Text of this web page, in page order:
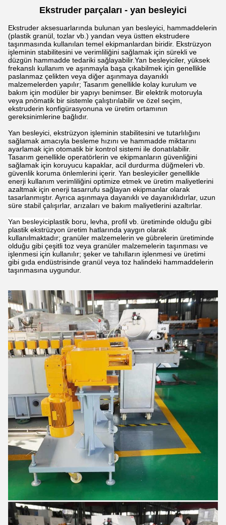
Ekstruder parçaları - yan besleyici
Ekstruder aksesuarlarında bulunan yan besleyici, hammaddelerin
(plastik granül, tozlar vb.) yandan veya üstten ekstrudere
taşınmasında kullanılan temel ekipmanlardan biridir. Ekstrüzyon
işleminin stabilitesini ve verimliliğini sağlamak için sürekli ve
düzgün hammadde tedariki sağlayabilir.Yan besleyiciler, yüksek
frekanslı kullanım ve aşınmayla başa çıkabilmek için genellikle
paslanmaz çelikten veya diğer aşınmaya dayanıklı
malzemelerden yapılır; Tasarım genellikle kolay kurulum ve
bakım için modüler bir yapıyı benimser. Bir elektrik motoruyla
veya pnömatik bir sistemle çalıştırılabilir ve özel seçim,
ekstruderin konfigürasyonuna ve üretim ortamının
gereksinimlerine bağlıdır.
Yan besleyici, ekstrüzyon işleminin stabilitesini ve tutarlılığını
sağlamak amacıyla besleme hızını ve hammadde miktarını
ayarlamak için otomatik bir kontrol sistemi ile donatılabilir.
Tasarım genellikle operatörlerin ve ekipmanların güvenliğini
sağlamak için koruyucu kapaklar, acil durdurma düğmeleri vb.
güvenlik koruma önlemlerini içerir. Yan besleyiciler genellikle
enerji kullanım verimliliğini optimize etmek ve üretim maliyetlerini
azaltmak için enerji tasarrufu sağlayan ekipmanlar olarak
tasarlanmıştır. Ayrıca aşınmaya dayanıklı ve dayanıklıdırlar, uzun
süre stabil çalışırlar, arızaları ve bakım maliyetlerini azaltırlar.
Yan besleyiciplastik boru, levha, profil vb. üretiminde olduğu gibi
plastik ekstrüzyon üretim hatlarında yaygın olarak
kullanılmaktadır; granüler malzemelerin ve gübrelerin üretiminde
olduğu gibi çeşitli toz veya granüler malzemelerin taşınması ve
işlenmesi için kullanılır; şeker ve tahılların işlenmesi ve üretimi
gibi gıda endüstrisinde granül veya toz halindeki hammaddelerin
taşınmasına uygundur.